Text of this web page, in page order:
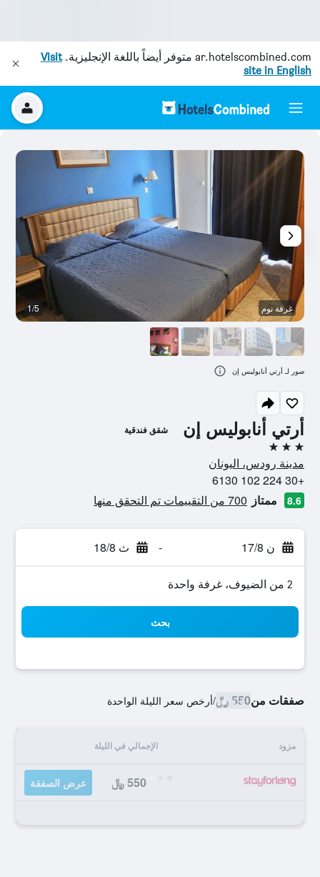
ar.hotelscombined.com متوفر أيضاً باللغة الإنجليزية.Visit
site in English
أرتي أنابوليس إن شقق فندقية
3 نجوم
مدينة رودس، اليونان
+30 224 102 6130
8.6 ممتاز 700 من التقييمات تم التحقق منها
ن 17/8 - ث 18/8
2 من الضيوف، غرفة واحدة
بحث
صفقات من550 ﷼ /أرخص سعر الليلة الواحدة
مزود الإجمالي في الليلة
550 ﷼ عرض الصفقة
غرفة نوم 1/5
صور لـ أرتي أنابوليس إن